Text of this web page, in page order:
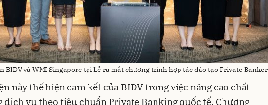
BIDV và WMI Singapore tại Lễ ra mắt chương trình hợp tác đào tạo Private Banker
này thể hiện cam kết của BIDV trong việc nâng cao chất
dịch vụ theo tiêu chuẩn Private Banking quốc tế. Chương